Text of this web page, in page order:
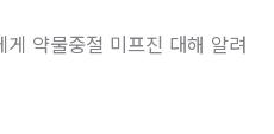
약물중절 미프진 대해 알려